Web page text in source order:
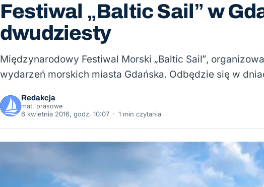
Festiwal „Baltic Sail” w
dwudziesty
Międzynarodowy Festiwal Morski „Baltic Sail”,
wydarzeń morskich miasta Gdańska. Odbędzie się w
Redakcja
mat. prasowe
6 kwietnia 2016, godz. 10:07 · 1 min czytania